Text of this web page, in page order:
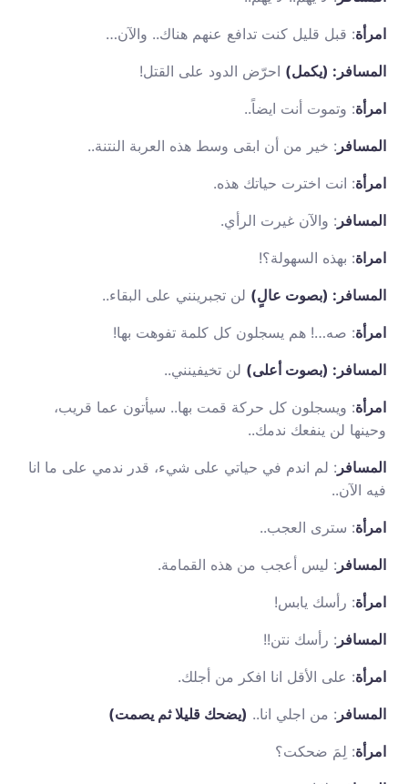
امرأة: قبل قليل كنت تدافع عنهم هناك.. والآن…
المسافر: (يكمل) احرّض الدود على القتل!
امرأة: وتموت أنت ايضاً..
المسافر : خير من أن ابقى وسط هذه العربة النتنة..
امرأة: انت اخترت حياتك هذه.
المسافر : والآن غيرت الرأي.
امراة: بهذه السهولة؟!
المسافر: (بصوت عالٍ) لن تجبرينني على البقاء..
امرأة: صه…! هم يسجلون كل كلمة تفوهت بها!
المسافر: (بصوت أعلى) لن تخيفينني..
امرأة: ويسجلون كل حركة قمت بها.. سيأتون عما قريب،
وحينها لن ينفعك ندمك..
المسافر : لم اندم في حياتي على شيء، قدر ندمي على ما انا
فيه الآن..
امرأة: سترى العجب..
المسافر : ليس أعجب من هذه القمامة.
امرأة: رأسك يابس!
المسافر : رأسك نتن!!
امرأة: على الأقل انا افكر من أجلك.
المسافر : من اجلي انا.. (يضحك قليلا ثم يصمت)
امرأة: لِمَ ضحكت؟